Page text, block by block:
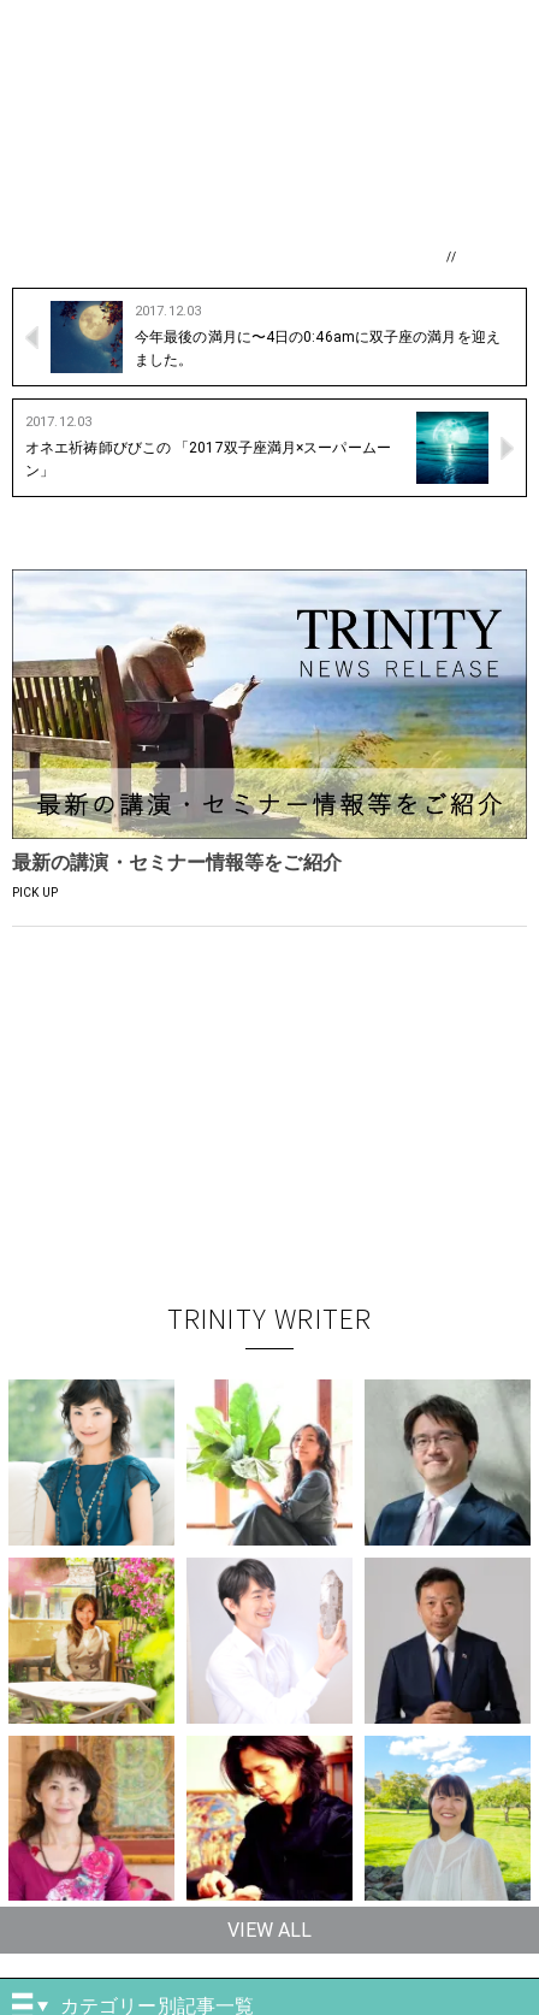
//
2017.12.03
今年最後の満月に〜4日の0:46amに双子座の満月を迎え
ました。
2017.12.03
オネエ祈祷師びびこの 「2017双子座満月×スーパームー
ン」
最新の講演・セミナー情報等をご紹介
PICK UP
TRINITY WRITER
VIEW ALL
カテゴリー別記事一覧